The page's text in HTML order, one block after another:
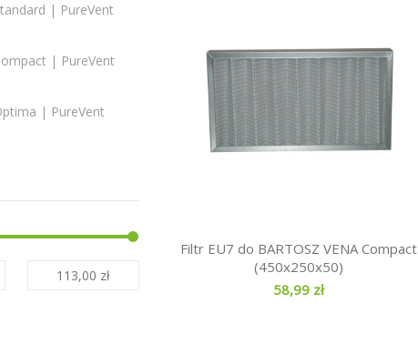
Filtr EU7 do BARTOSZ VENA Compact
(450x250x50)
58,99 zł
| PureVent
| PureVent
| PureVent
113,00 zł